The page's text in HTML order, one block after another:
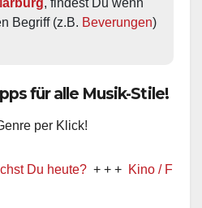
Begriff (z.B. Beverungen)
für alle Musik-Stile!
per Klick!
heute? + + + Kino / Film + + +